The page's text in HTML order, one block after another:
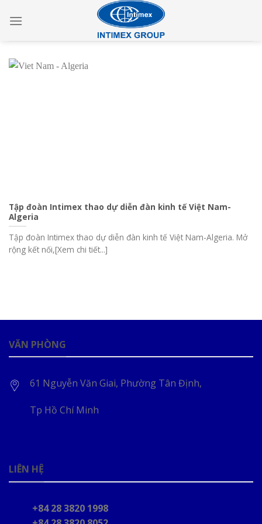
Tập đoàn Intimex thao dự diễn đàn kinh tế Việt Nam-
Algeria
Tập đoàn Intimex thao dự diễn đàn kinh tế Việt Nam-Algeria. Mở
rộng kết nối,[Xem chi tiết...]
VĂN PHÒNG
61 Nguyễn Văn Giai, Phường Tân Định,
Tp Hồ Chí Minh
LIÊN HỆ
+84 28 3820 1998